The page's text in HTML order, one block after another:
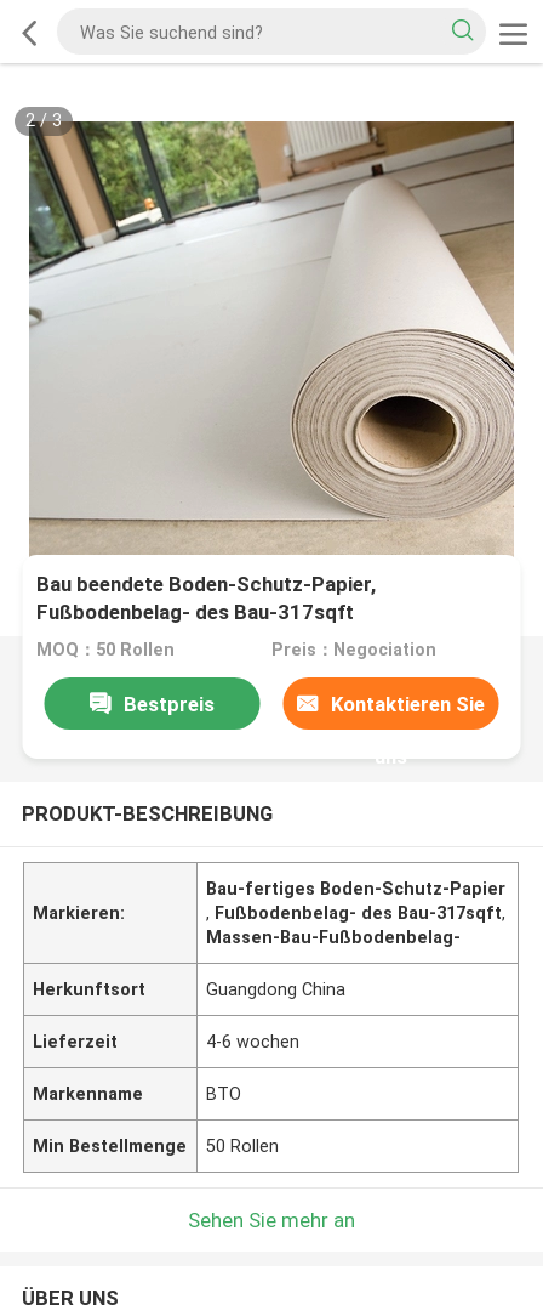
2/3
Bau beendete Boden-Schutz-Papier,
Fußbodenbelag- des Bau-317sqft
MOQ：50 Rollen Preis：Negociation
Bestpreis Kontaktieren Sie
uns
PRODUKT-BESCHREIBUNG
Markieren:
Bau-fertiges Boden-Schutz-Papier
, Fußbodenbelag- des Bau-317sqft,
Massen-Bau-Fußbodenbelag-
Herkunftsort Guangdong China
Lieferzeit 4-6 wochen
Markenname BTO
Min Bestellmenge 50 Rollen
Sehen Sie mehr an
ÜBER UNS